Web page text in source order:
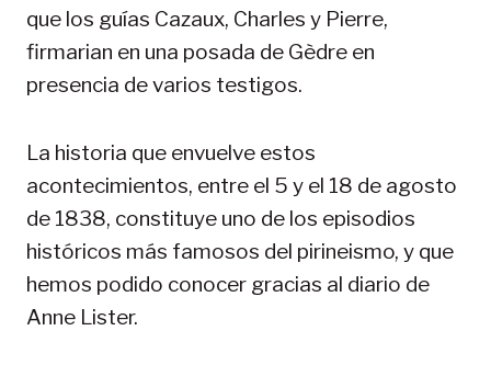
que los guías Cazaux, Charles y Pierre,
firmarian en una posada de Gèdre en
presencia de varios testigos.
La historia que envuelve estos
acontecimientos, entre el 5 y el 18 de agosto
de 1838, constituye uno de los episodios
históricos más famosos del pirineismo, y que
hemos podido conocer gracias al diario de
Anne Lister.